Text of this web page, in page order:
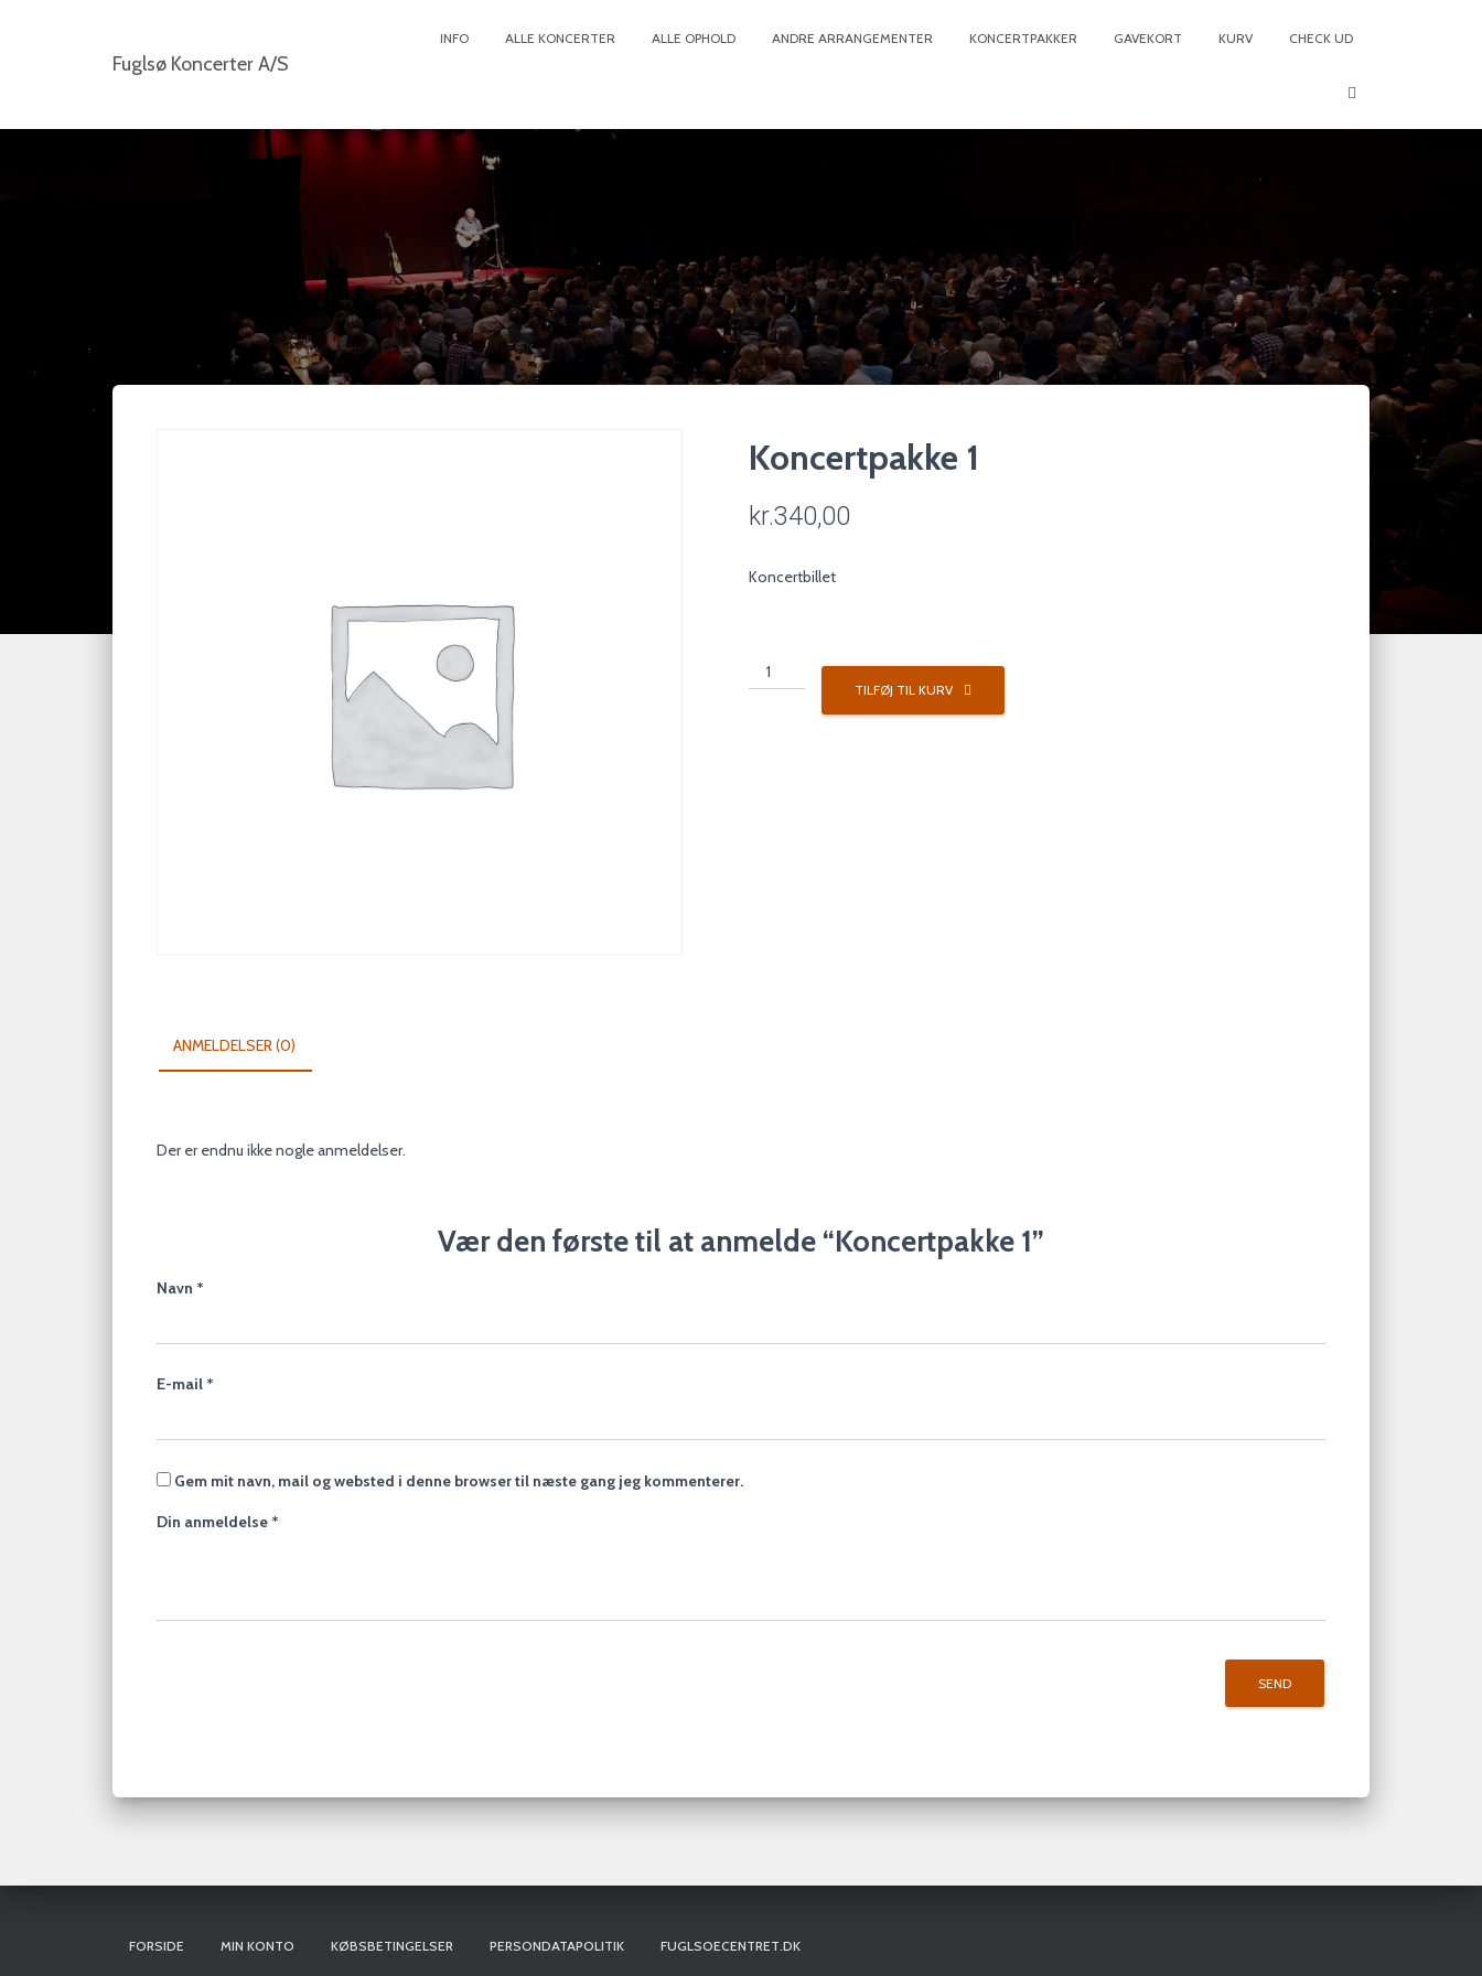
Fuglsø Koncerter A/S
INFO ALLE KONCERTER ALLE OPHOLD ANDRE ARRANGEMENTER KONCERTPAKKER GAVEKORT KURV CHECK UD
Koncertpakke 1
kr.340,00
Koncertbillet
Koncertpakke
1
TILFØJ TIL KURV
ANMELDELSER (0)
Der er endnu ikke nogle anmeldelser.
Vær den første til at anmelde “Koncertpakke 1”
Navn *
E-mail *
Gem mit navn, mail og websted i denne browser til næste gang jeg kommenterer.
Din anmeldelse *
FORSIDE MIN KONTO KØBSBETINGELSER PERSONDATAPOLITIK FUGLSOECENTRET.DK